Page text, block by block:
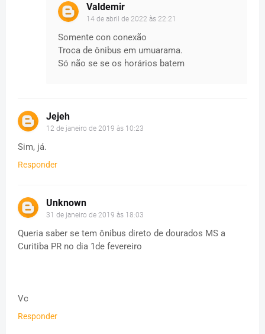
Valdemir
14 de abril de 2022 às 22:21
Somente con conexão
Troca de ônibus em umuarama.
Só não se se os horários batem
Jejeh
12 de janeiro de 2019 às 10:23
Sim, já.
Responder
Unknown
31 de janeiro de 2019 às 18:03
Queria saber se tem ônibus direto de dourados MS a
Curitiba PR no dia 1de fevereiro
Vc
Responder